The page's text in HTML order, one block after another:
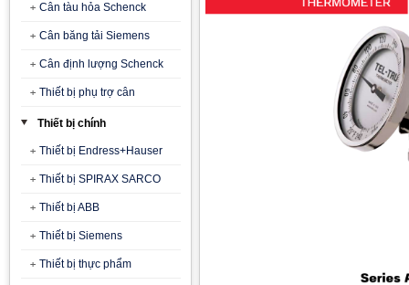
Cân tàu hỏa Schenck
Cân băng tải Siemens
Cân định lượng Schenck
Thiết bị phụ trợ cân
Thiết bị chính
Thiết bị Endress+Hauser
Thiết bị SPIRAX SARCO
Thiết bị ABB
Thiết bị Siemens
Thiết bị thực phẩm